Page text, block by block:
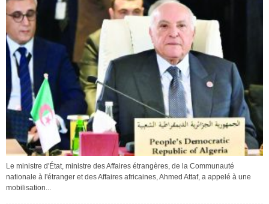
Le ministre d'État, ministre des Affaires étrangères, de la Communauté
nationale à l'étranger et des Affaires africaines, Ahmed Attaf, a appelé à une
mobilisation...